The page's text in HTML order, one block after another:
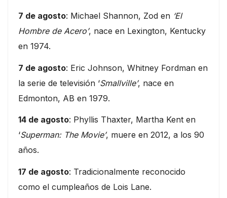
7 de agosto: Michael Shannon, Zod en ‘El
Hombre de Acero’, nace en Lexington, Kentucky
en 1974.
7 de agosto: Eric Johnson, Whitney Fordman en
la serie de televisión ‘Smallville’, nace en
Edmonton, AB en 1979.
14 de agosto: Phyllis Thaxter, Martha Kent en
‘Superman: The Movie’, muere en 2012, a los 90
años.
17 de agosto: Tradicionalmente reconocido
como el cumpleaños de Lois Lane.